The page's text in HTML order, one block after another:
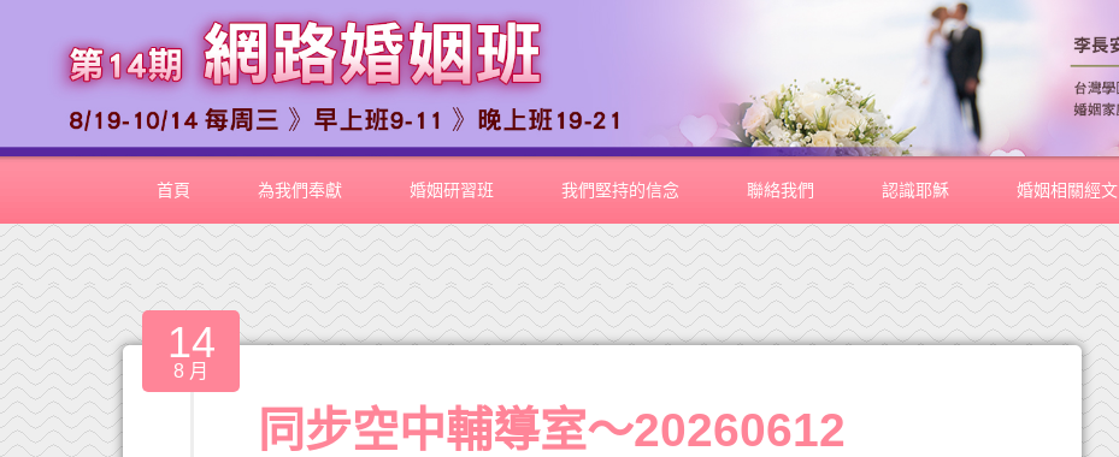
首頁 為我們奉獻 婚姻研習班 我們堅持的信念 聯絡我們 認識耶穌 婚姻相關經文
14
8 月
同步空中輔導室～20260612